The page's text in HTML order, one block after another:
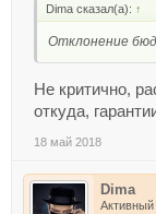
Dima сказал(а): ↑
Отклонение
Не критично,
откуда,
18 май 2018
Dima
Активный